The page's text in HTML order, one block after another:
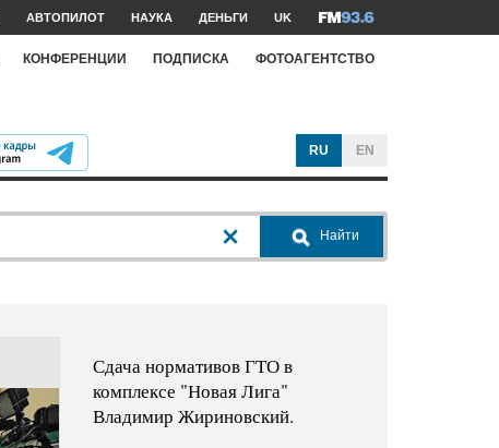
АВТОПИЛОТ НАУКА ДЕНЬГИ UK
КОНФЕРЕНЦИИ ПОДПИСКА ФОТОАГЕНТСТВО
RU EN
Найти
Сдача нормативов ГТО в
комплексе "Новая Лига"
Владимир Жириновский.